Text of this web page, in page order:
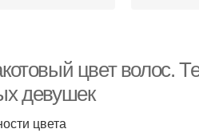
цвет волос.
девушек
цвета